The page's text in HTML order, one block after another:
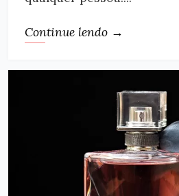
Continue lendo →